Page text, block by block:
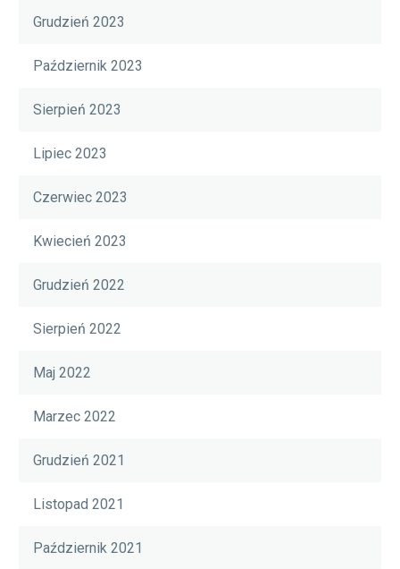
Grudzień 2023
Październik 2023
Sierpień 2023
Lipiec 2023
Czerwiec 2023
Kwiecień 2023
Grudzień 2022
Sierpień 2022
Maj 2022
Marzec 2022
Grudzień 2021
Listopad 2021
Październik 2021